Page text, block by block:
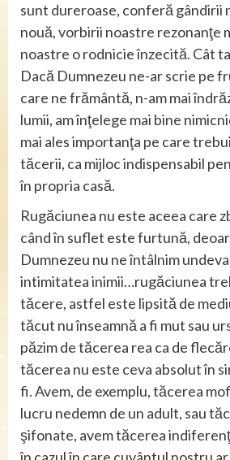
sunt dureroase, conferă gândirii
nouă, vorbirii noastre rezonanţe
noastre o rodnicie înzecită. Cât
Dacă Dumnezeu ne-ar scrie pe
care ne frământă, n-am mai
lumii, am înţelege mai bine
mai ales importanţa pe care
tăcerii, ca mijloc indispensabil
în propria casă.
Rugăciunea nu este aceea care
când în suflet este furtună,
Dumnezeu nu ne întâlnim
intimitatea inimii…rugăciunea
tăcere, astfel este lipsită de
tăcut nu înseamnă a fi mut sau
păzim de tăcerea rea ca de
tăcerea nu este ceva absolut în
fi. Avem, de exemplu, tăcerea
lucru nedemn de un adult, sau
şifonate, avem tăcerea